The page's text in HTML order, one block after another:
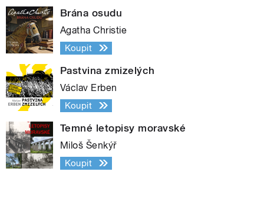
Brána osudu
Agatha Christie
Koupit
Pastvina zmizelých
Václav Erben
Koupit
Temné letopisy moravské
Miloš Šenkýř
Koupit